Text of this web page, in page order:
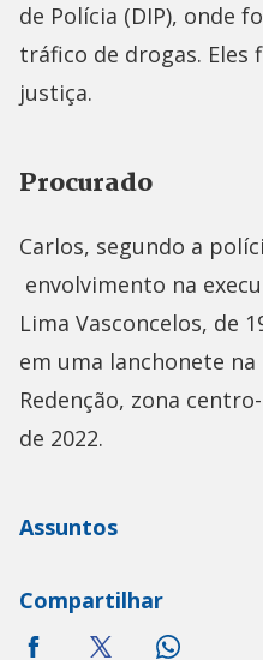
de Polícia (DIP), onde
tráfico de drogas. Eles
justiça.
Procurado
Carlos, segundo a
envolvimento na
Lima Vasconcelos, de
em uma lanchonete
Redenção, zona
de 2022.
Assuntos
Compartilhar